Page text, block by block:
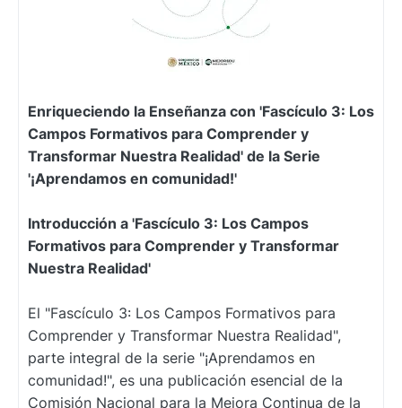
Enriqueciendo la Enseñanza con 'Fascículo 3: Los
Campos Formativos para Comprender y
Transformar Nuestra Realidad' de la Serie
'¡Aprendamos en comunidad!'
Introducción a 'Fascículo 3: Los Campos
Formativos para Comprender y Transformar
Nuestra Realidad'
El "Fascículo 3: Los Campos Formativos para
Comprender y Transformar Nuestra Realidad",
parte integral de la serie "¡Aprendamos en
comunidad!", es una publicación esencial de la
Comisión Nacional para la Mejora Continua de la